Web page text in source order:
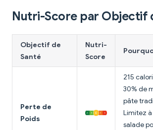
Nutri-Score par Objectif
Objectif de
Santé
Nutri-
Score
Perte de
Poids
215
30% de
pâte
Limitez
salade